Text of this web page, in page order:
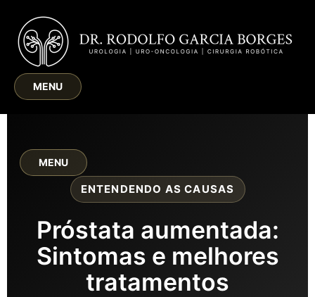
MENU
MENU
ENTENDENDO AS CAUSAS
Próstata aumentada:
Sintomas e melhores
tratamentos